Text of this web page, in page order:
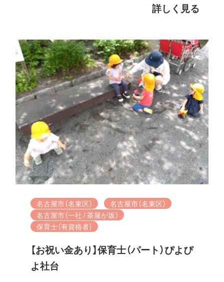
詳しく見る
名古屋市（名東区）
名古屋市（名東区）
名古屋市（一社 / 茶屋が坂）
保育士（有資格者）
【お祝い金あり】保育士（パート）ぴよぴ
よ社台